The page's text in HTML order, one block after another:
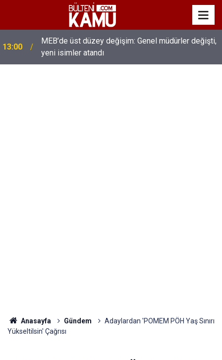
13:00
MEB’de üst düzey değişim: Genel müdürler değişti,
yeni isimler atandı
Anasayfa Gündem
Adaylardan 'POMEM PÖH Yaş Sınırı
Yükseltilsin' Çağrısı